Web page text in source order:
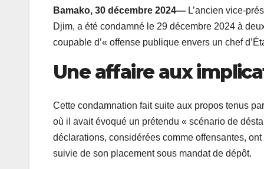
Bamako, 30 décembre 2024— L’ancien vice-
Djim, a été condamné le 29 décembre 2024 à
coupable d’« offense publique envers un chef
Une affaire aux
Cette condamnation fait suite aux propos tenus
où il avait évoqué un prétendu « scénario de
déclarations, considérées comme offensantes,
suivie de son placement sous mandat de dépôt.